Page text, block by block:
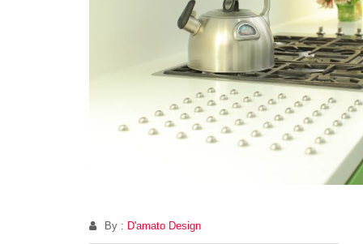
By : D'amato Design